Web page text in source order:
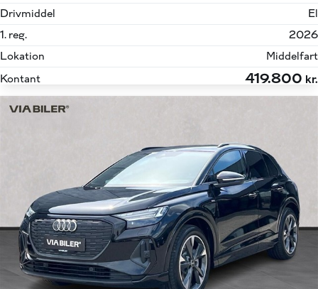
Drivmiddel
El
1. reg.
2026
Lokation
Middelfart
Kontant
419.800 kr.